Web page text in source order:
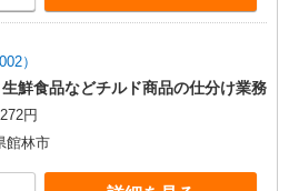
）
生鮮食品などチルド商品の仕分け業務
円
館林市